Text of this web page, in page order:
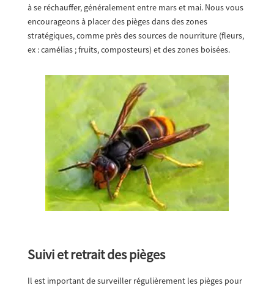
à se réchauffer, généralement entre mars et mai. Nous vous
encourageons à placer des pièges dans des zones
stratégiques, comme près des sources de nourriture (fleurs,
ex : camélias ; fruits, composteurs) et des zones boisées.
Suivi et retrait des pièges
Il est important de surveiller régulièrement les pièges pour